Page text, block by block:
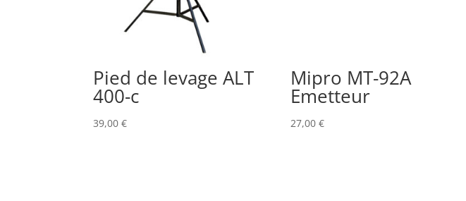
Pied de levage ALT
400-c
39,00 €
Mipro MT-92A
Emetteur
27,00€